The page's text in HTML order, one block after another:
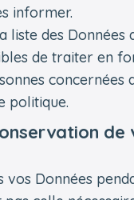
informer.
liste des Données
de traiter en
concernées
politique.
de
vos Données